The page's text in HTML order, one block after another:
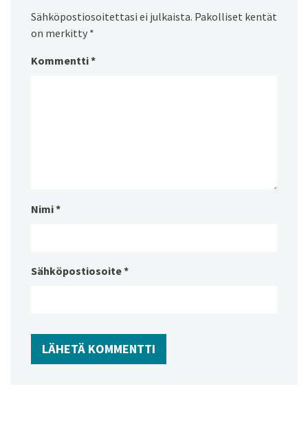
Sähköpostiosoitettasi ei julkaista. Pakolliset kentät
on merkitty *
Kommentti*
Nimi*
Sähköpostiosoite*